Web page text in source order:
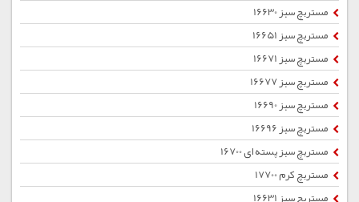
مستربچ سبز 16630
مستربچ سبز 16651
مستربچ سبز 16671
مستربچ سبز 16677
مستربچ سبز 16690
مستربچ سبز 16696
مستربچ سبز پسته ای 16700
مستربچ کرم 17700